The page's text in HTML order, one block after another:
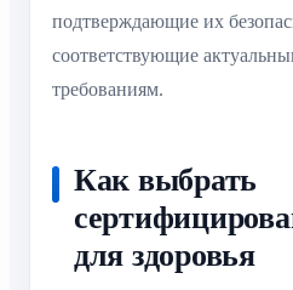
подтверждающие их
соответствующие
требованиям.
Как выбрать
для здоровья